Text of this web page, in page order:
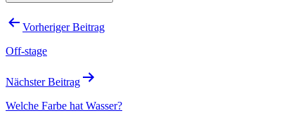
Beitragsnavigation
Vorheriger Beitrag
Off-stage
Nächster Beitrag
Welche Farbe hat Wasser?